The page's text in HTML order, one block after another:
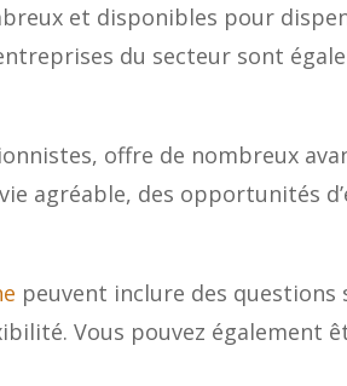
et disponibles pour
du secteur sont
offre de nombreux
agréable, des opportunités
peuvent inclure des
Vous pouvez également